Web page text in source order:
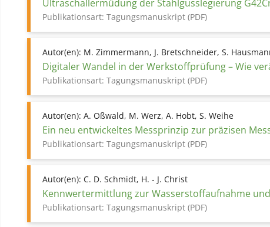
Ultraschallermüdung der Stahlgusslegierung
Publikationsart: Tagungsmanuskript (PDF)
Autor(en): M. Zimmermann, J. Bretschneider, S.
Digitaler Wandel in der Werkstoffprüfung – Wie
Publikationsart: Tagungsmanuskript (PDF)
Autor(en): A. Oßwald, M. Werz, A. Hobt, S. Weihe
Ein neu entwickeltes Messprinzip zur präzisen
Publikationsart: Tagungsmanuskript (PDF)
Autor(en): C. D. Schmidt, H. - J. Christ
Kennwertermittlung zur Wasserstoffaufnahme
Publikationsart: Tagungsmanuskript (PDF)